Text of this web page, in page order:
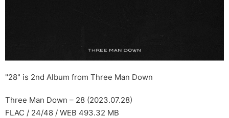
"28" is 2nd Album from Three Man Down
Three Man Down – 28 (2023.07.28)
FLAC / 24/48 / WEB 493.32 MB